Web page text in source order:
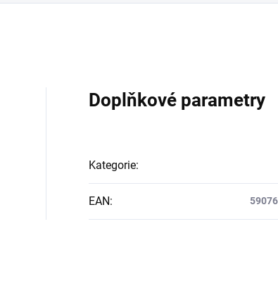
Doplňkové parametry
Kategorie:
EAN: